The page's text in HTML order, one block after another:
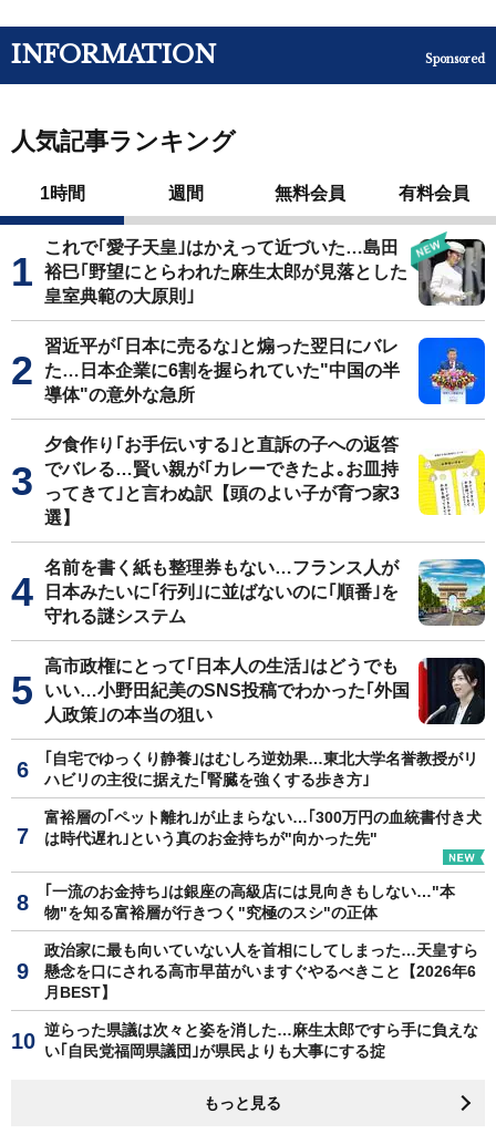
INFORMATION Sponsored
人気記事ランキング
1時間 週間 無料会員 有料会員
これで｢愛子天皇｣はかえって近づいた…島田
裕巳｢野望にとらわれた麻生太郎が見落とした
皇室典範の大原則｣
習近平が｢日本に売るな｣と煽った翌日にバレ
た…日本企業に6割を握られていた"中国の半
導体"の意外な急所
夕食作り｢お手伝いする｣と直訴の子への返答
でバレる…賢い親が｢カレーできたよ｡お皿持
ってきて｣と言わぬ訳【頭のよい子が育つ家3
選】
名前を書く紙も整理券もない…フランス人が
日本みたいに｢行列｣に並ばないのに｢順番｣を
守れる謎システム
高市政権にとって｢日本人の生活｣はどうでも
いい…小野田紀美のSNS投稿でわかった｢外国
人政策｣の本当の狙い
｢自宅でゆっくり静養｣はむしろ逆効果…東北大学名誉教授がリ
ハビリの主役に据えた｢腎臓を強くする歩き方｣
富裕層の｢ペット離れ｣が止まらない…｢300万円の血統書付き犬
は時代遅れ｣という真のお金持ちが"向かった先"
｢一流のお金持ち｣は銀座の高級店には見向きもしない…"本
物"を知る富裕層が行きつく"究極のスシ"の正体
政治家に最も向いていない人を首相にしてしまった…天皇すら
懸念を口にされる高市早苗がいますぐやるべきこと【2026年6
月BEST】
逆らった県議は次々と姿を消した…麻生太郎ですら手に負えな
い｢自民党福岡県議団｣が県民よりも大事にする掟
もっと見る